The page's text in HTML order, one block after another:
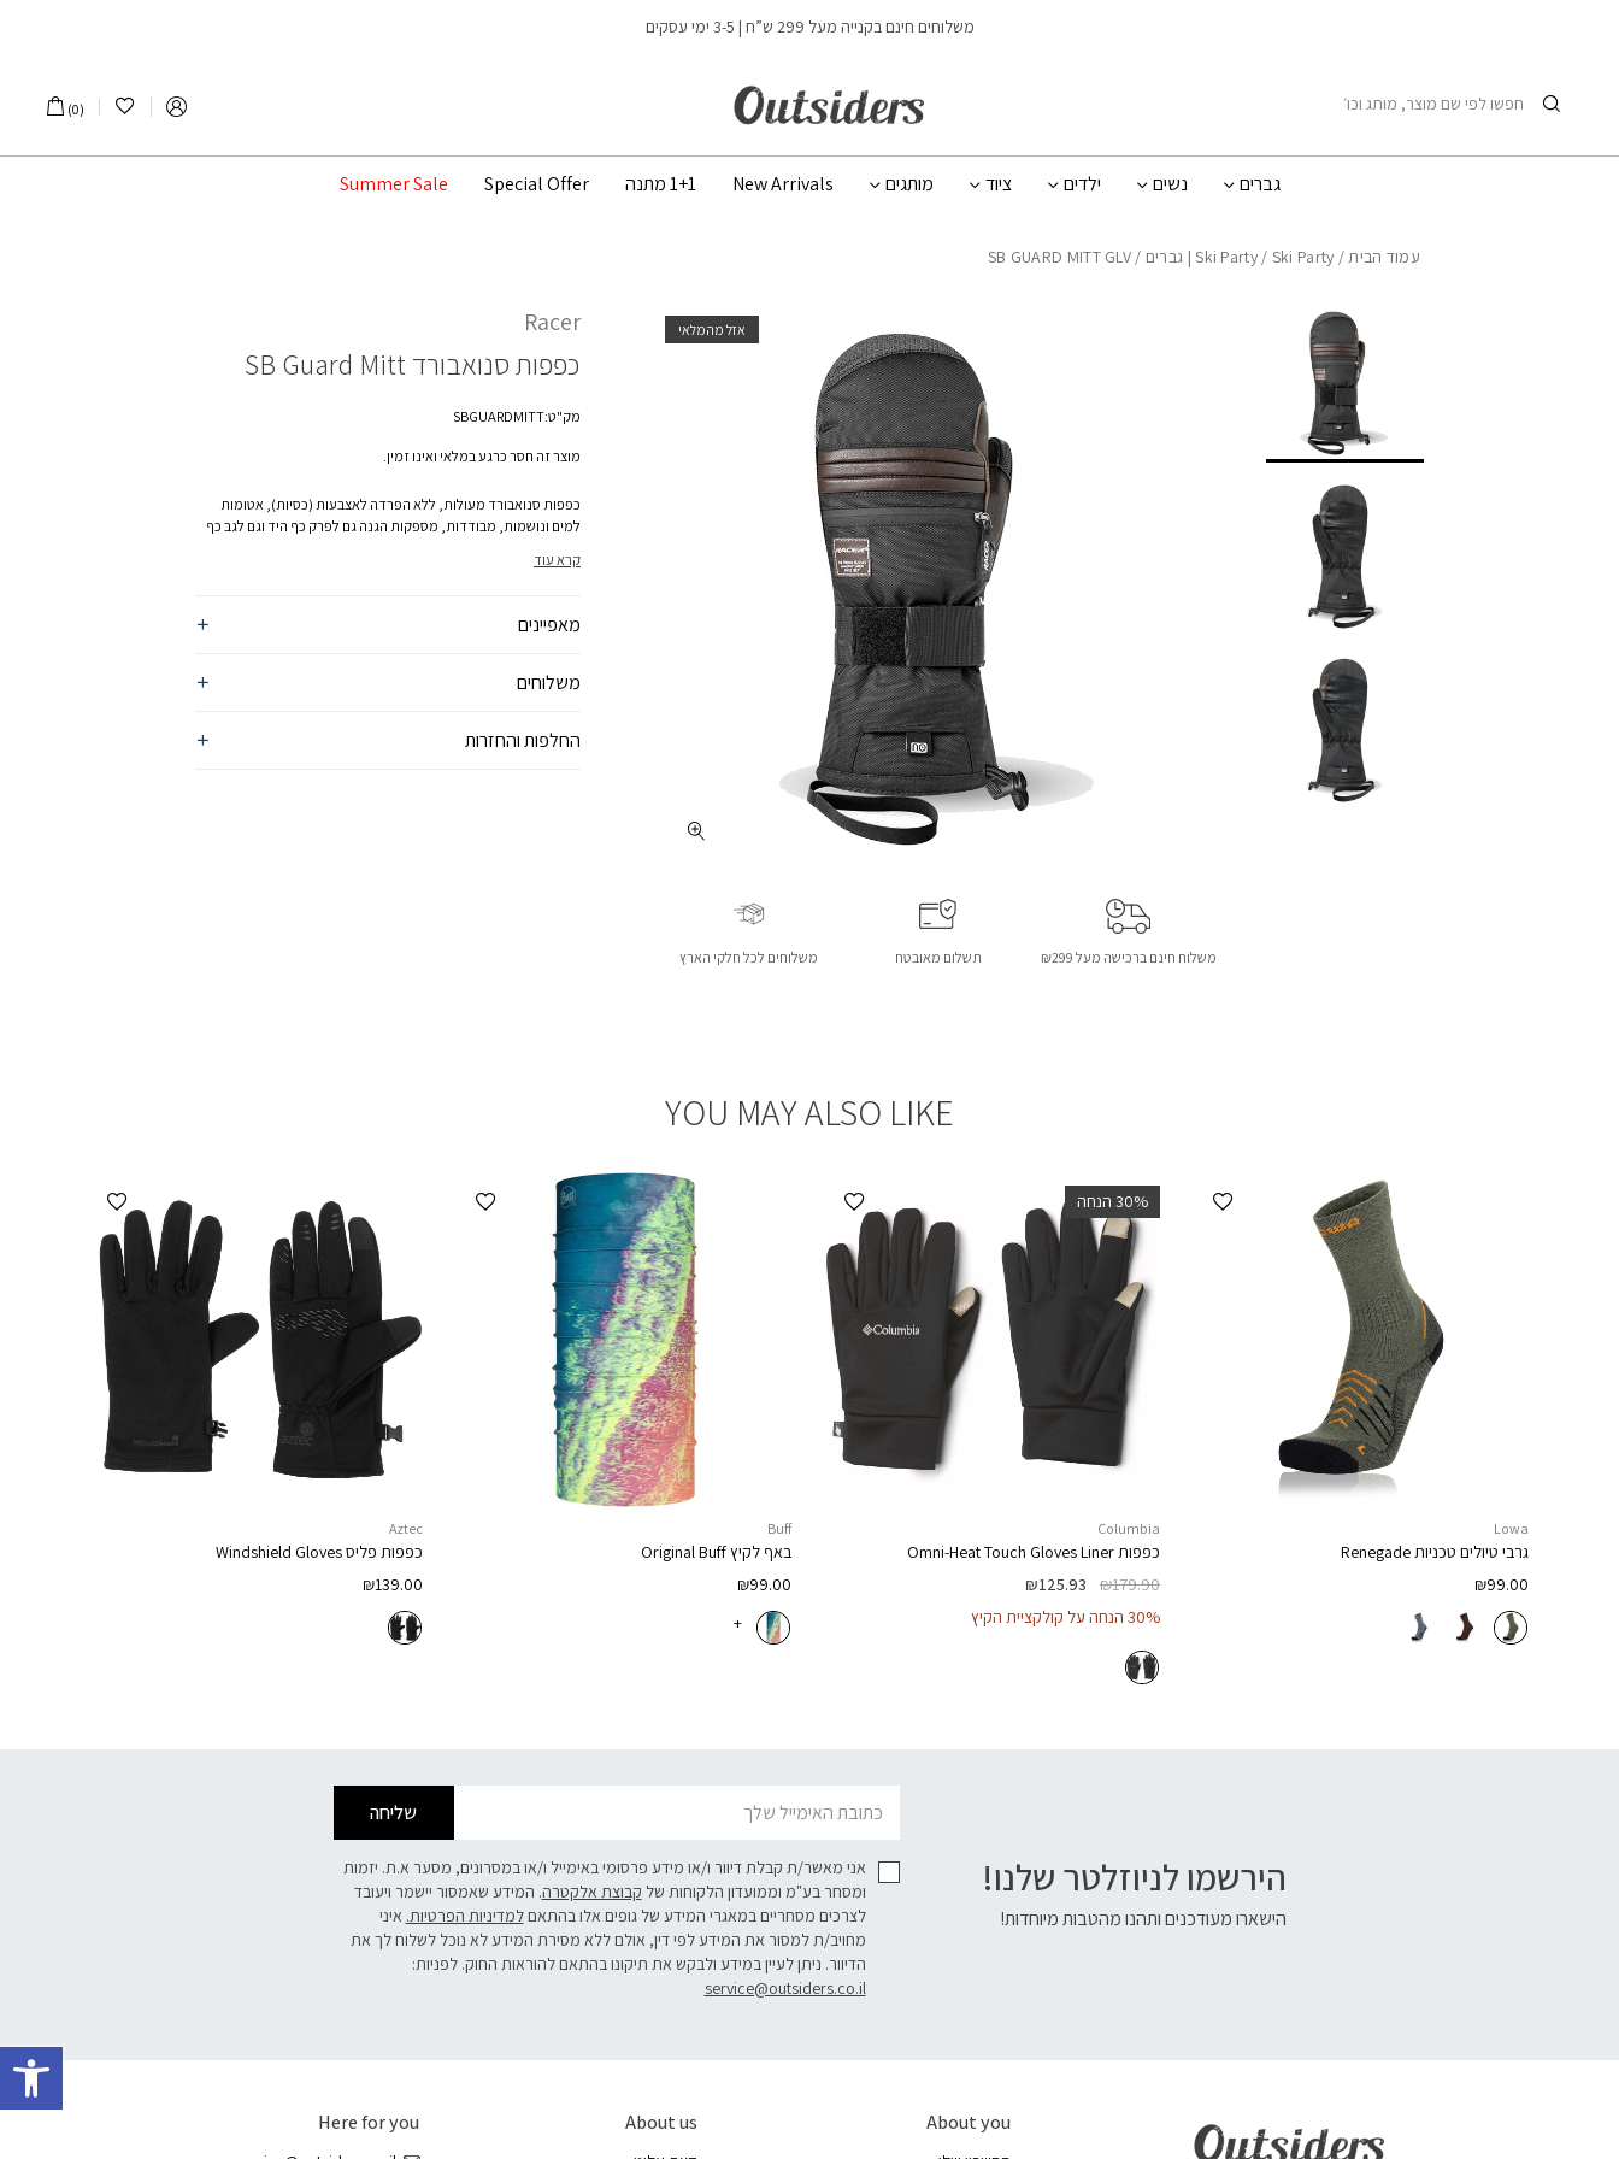
משלוחים חינם בקנייה מעל 299 ש”ח | 3-5 ימי עסקים
הרשימה שלי
0
חיפוש
גברים נשים ילדים ציוד מותגים New Arrivals 1+1 מתנה Special Offer
Summer Sale
עמוד הבית/
Ski Party/ Ski Party | גברים / SB GUARD MITT GLV
Racer
כפפות סנואבורדSB Guard Mitt
מק"ט:SBGUARDMITT
מוצר זה חסר כרגע במלאי ואינו זמין.
כפפות סנואבורד מעולות, ללא הפרדה לאצבעות (כסיות), אטומות
למים ונושמות, מבודדות, מספקות הגנה גם לפרק כף היד וגם לגב כף
לבקש ובמחיר מעולה
קרא עוד
מאפיינים
משלוחים
החלפות והחזרות
אזל מהמלאי
משלוח חינם ברכישה מעל ₪299 תשלום מאובטח משלוחים לכל חלקי הארץ
YOU MAY ALSO LIKE
הוספה למועדפים
Lowa
גרבי טיולים טכניותRenegade
₪99.00
הוספה למועדפים ‫30% הנחה
Columbia
כפפותOmni-Heat Touch Gloves Liner
₪179.90
₪125.93
30% הנחה על קולקציית הקיץ
הוספה למועדפים
Buff
באף לקיץOriginal Buff
₪99.00
+
הוספה למועדפים
Aztec
כפפות פליסWindshield Gloves
₪139.00
הירשמו לניוזלטר שלנו!
הישארו מעודכנים ותהנו מהטבות מיוחדות!
שליחה
אני מאשר/ת קבלת דיוור ו/או מידע פרסומי באימייל ו/או במסרונים, מסער א.ת. יזמות
ומסחר בע"מ וממועדון הלקוחות של קבוצת אלקטרה. המידע שאמסור יישמר ויעובד
לצרכים מסחריים במאגרי המידע של גופים אלו בהתאםלמדיניות הפרטיות. איני
מחויב/ת למסור את המידע לפי דין, אולם ללא מסירת המידע לא נוכל לשלוח לך את
הדיוור. ניתן לעיין במידע ולבקש את תיקונו בהתאם להוראות החוק. לפניות:
service@outsiders.co.il
About you
About us
Here for you